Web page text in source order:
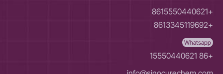
+8615550440621
+8613345119692
Whatsapp
+86 15550440621